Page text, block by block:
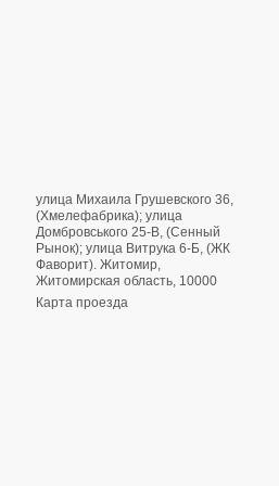
улица Михаила Грушевского 36,
(Хмелефабрика); улица
Домбровського 25-В, (Сенный
Рынок); улица Витрука 6-Б, (ЖК
Фаворит). Житомир,
Житомирская область, 10000
Карта проезда